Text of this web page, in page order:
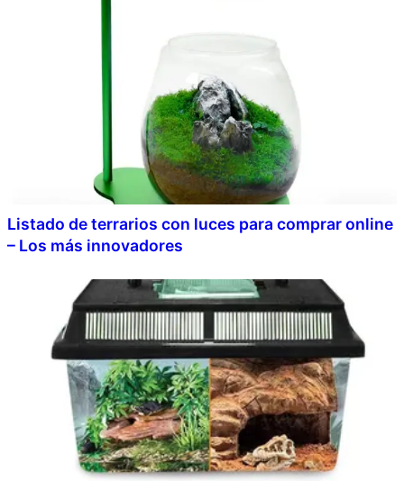
Listado de terrarios con luces para comprar online
– Los más innovadores